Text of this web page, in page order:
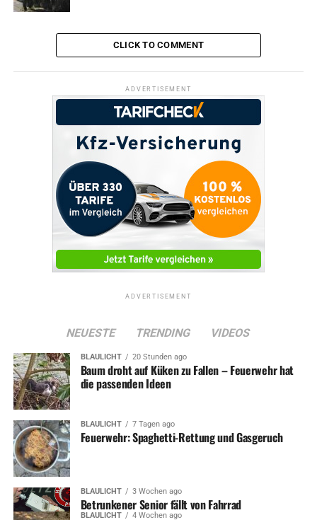
CLICK TO COMMENT
ADVERTISEMENT
ADVERTISEMENT
NEUESTE TRENDING VIDEOS
BLAULICHT 20 Stunden ago
Baum droht auf Küken zu Fallen – Feuerwehr hat
die passenden Ideen
BLAULICHT 7 Tagen ago
Feuerwehr: Spaghetti-Rettung und Gasgeruch
BLAULICHT 3 Wochen ago
Betrunkener Senior fällt von Fahrrad
BLAULICHT 4 Wochen ago